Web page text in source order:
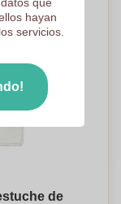
de
hayan
servicios.